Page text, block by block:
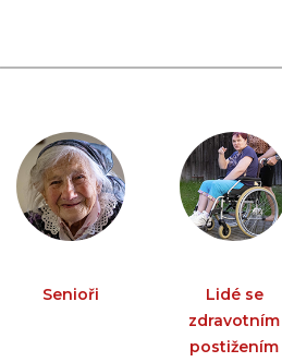
Senioři
Lidé se
zdravotním
postižením